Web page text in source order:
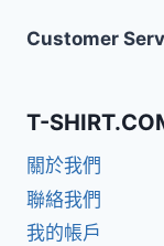
Customer
T-
關於我們
聯絡我們
我的帳戶